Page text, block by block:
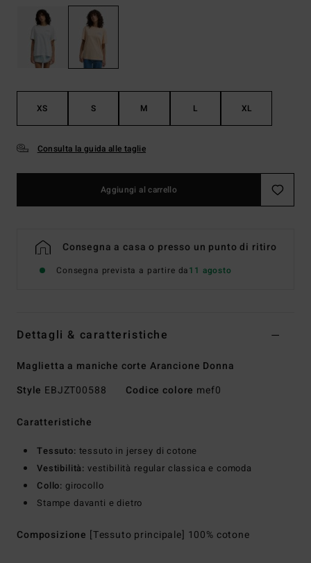
XS S M L XL
Consulta la guida alle taglie
Aggiungi al carrello
Consegna a casa o presso un punto di ritiro
Consegna prevista a partire da11 agosto
Dettagli & caratteristiche
Maglietta a maniche corte Arancione Donna
Style EBJZT00588 Codice colore mef0
Caratteristiche
Tessuto: tessuto in jersey di cotone
Vestibilità: vestibilità regular classica e comoda
Collo: girocollo
Stampe davanti e dietro
Composizione [Tessuto principale] 100% cotone